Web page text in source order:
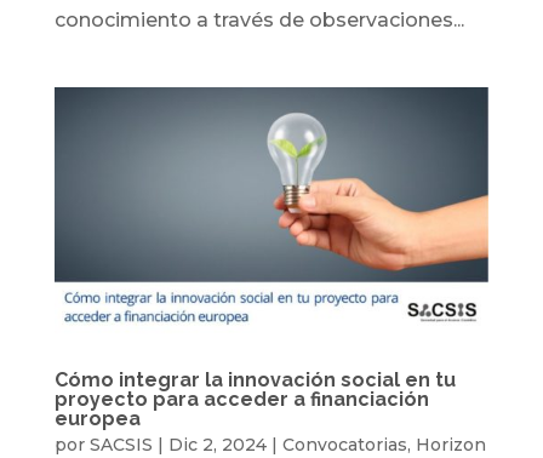
conocimiento a través de observaciones...
Cómo integrar la innovación social en tu
proyecto para acceder a financiación
europea
por SACSIS | Dic 2, 2024| Convocatorias, Horizon